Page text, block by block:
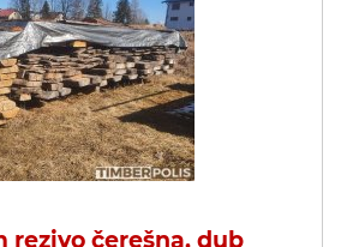
rezivo čerešna, dub